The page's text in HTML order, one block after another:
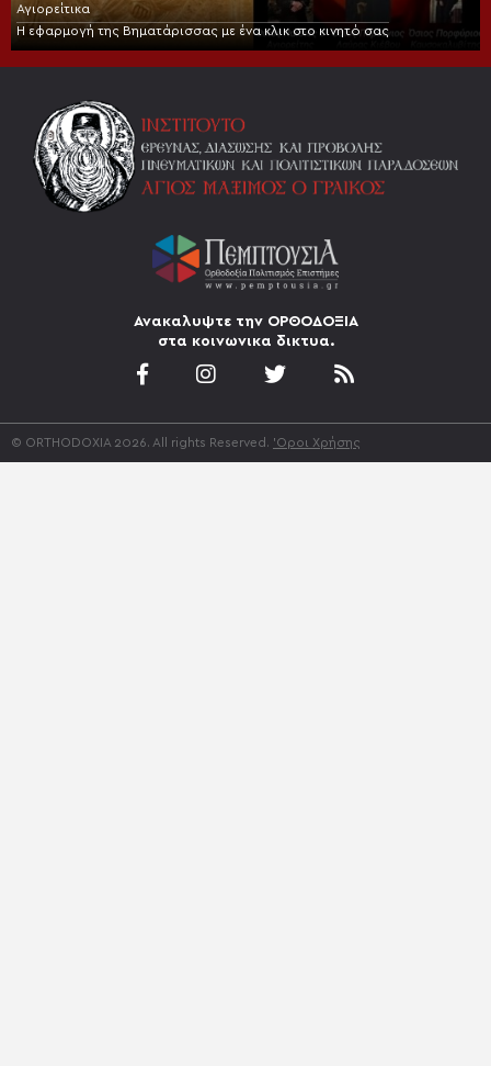
Αγιορείτικα
Η εφαρμογή της Βηματάρισσας με ένα κλικ στο κινητό σας
Ανακαλυψτε την ΟΡΘΟΔΟΞΙΑ
στα κοινωνικα δικτυα.
© ORTHODOXIA 2026. All rights Reserved. 'Οροι Χρήσης